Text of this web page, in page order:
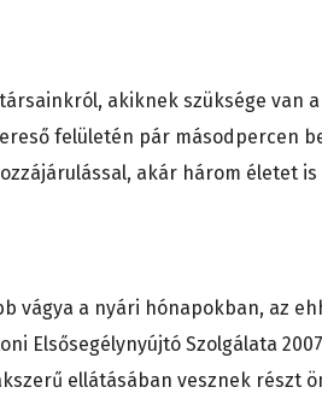
akiknek szüksége van
felületén pár másodpercen
akár három életet
vágya a nyári hónapokban, az
Elsősegélynyújtó Szolgálata
ellátásában vesznek részt